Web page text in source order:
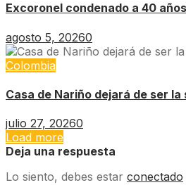
Excoronel condenado a 40
agosto 5, 20260
Colombia
Casa de Nariño dejará de ser
julio 27, 20260
Load more
Deja una respuesta
Lo siento, debes estar conectado